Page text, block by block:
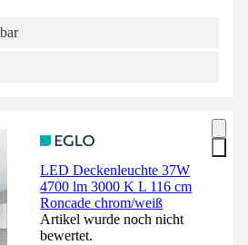
LED Deckenleuchte 37W
4700 lm 3000 K L 116 cm
Roncade chrom/weiß
Artikel wurde noch nicht
bewertet.